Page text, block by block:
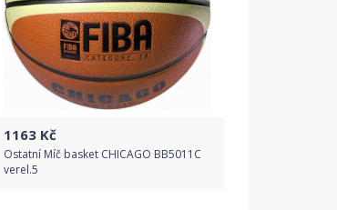
1163 Kč
Ostatní Míč basket CHICAGO BB5011C
verel.5